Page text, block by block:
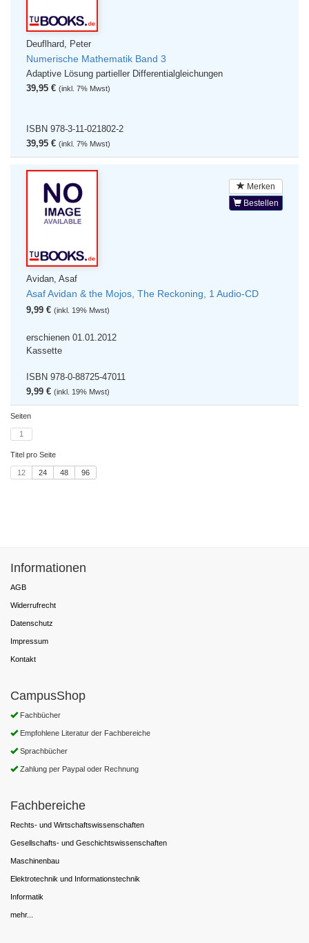
Deuflhard, Peter
Numerische Mathematik Band 3
Adaptive Lösung partieller Differentialgleichungen
39,95 € (inkl. 7% Mwst)
ISBN 978-3-11-021802-2
39,95 € (inkl. 7% Mwst)
Merken
Bestellen
Avidan, Asaf
Asaf Avidan & the Mojos, The Reckoning, 1 Audio-CD
9,99 € (inkl. 19% Mwst)
erschienen 01.01.2012
Kassette
ISBN 978-0-88725-47011
9,99 € (inkl. 19% Mwst)
Seiten
1
Titel pro Seite
12 24 48 96
Informationen
AGB
Widerrufrecht
Datenschutz
Impressum
Kontakt
CampusShop
Fachbücher
Empfohlene Literatur der Fachbereiche
Sprachbücher
Zahlung per Paypal oder Rechnung
Fachbereiche
Rechts- und Wirtschaftswissenschaften
Gesellschafts- und Geschichtswissenschaften
Maschinenbau
Elektrotechnik und Informationstechnik
Informatik
mehr...